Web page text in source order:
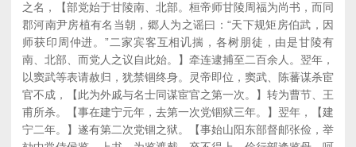
之名，【部党始于甘陵南、北部。桓帝师甘陵周福为尚书，而同
郡河南尹房植有名当朝，郷人为之谣曰：“天下规矩房伯武，因
师获印周仲进。”二家宾客互相讥揣，各树朋徒，由是甘陵有
南、北部、而党人之议自此始。】牵连逮捕至二百余人。翌年，
以窦武等表请赦归，犹禁锢终身。灵帝即位，窦武、陈蕃谋杀宦
官不成，【此为外戚与名士同谋宦官之第一次。】转为曹节、王
甫所杀。【事在建宁元年，去第一次党锢狱三年。】翌年，【建
宁二年。】遂有第二次党锢之狱。【事始山阳东部督邮张俭，举